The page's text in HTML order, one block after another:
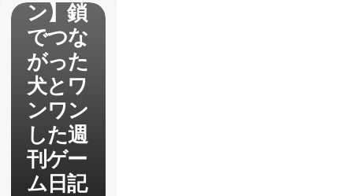
ン】鎖
でつな
がった
犬とワ
ンワン
した週
刊ゲー
ム日記